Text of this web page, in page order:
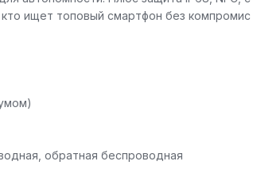
ищет топовый смартфон без компромис
обратная беспроводная